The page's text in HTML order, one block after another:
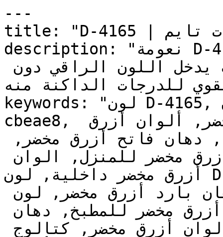
---
title: "D-4165 | الألوان | دهانات تايم"
description: "نعومة D-4165 تجعل من السهل تطبيقه
للدرجات الداكنة منه."
keywords: "لون D-4165, كود اللون D-4165, لون هكس
cbeae8, دهان أزرق مخضر, طلاء أزرق مخضر, ألوان أزرق
أزرق مخضر داخلية, لون D-4165 للدهان, D-4165 دهان,